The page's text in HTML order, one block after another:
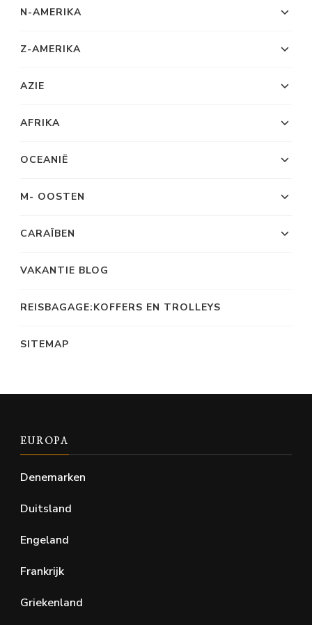
N-AMERIKA
Z-AMERIKA
AZIE
AFRIKA
OCEANIË
M- OOSTEN
CARAÏBEN
VAKANTIE BLOG
REISBAGAGE:KOFFERS EN TROLLEYS
SITEMAP
EUROPA
Denemarken
Duitsland
Engeland
Frankrijk
Griekenland